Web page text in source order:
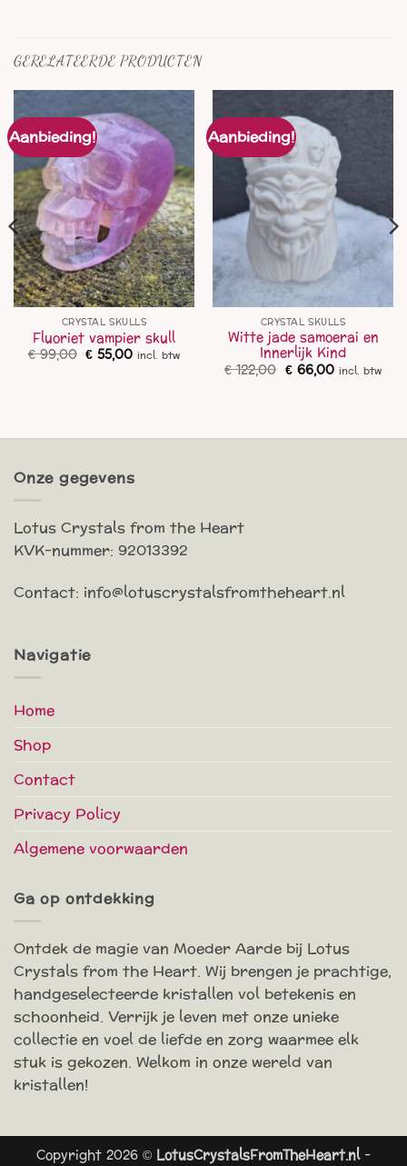
GERELATEERDE PRODUCTEN
Aanbieding!
CRYSTAL SKULLS
Fluoriet vampier skull
€99,00 Oorspronkelijke
prijs
€ 55,00Huidige
prijs
incl. btw
Aanbieding!
CRYSTAL SKULLS
Witte jade samoerai en
Innerlijk Kind
€122,00 Oorspronkelijke
prijs
€66,00Huidige
prijs
incl. btw
Onze gegevens
Lotus Crystals from the Heart
KVK-nummer: 92013392
Contact: info@lotuscrystalsfromtheheart.nl
Navigatie
Home
Shop
Contact
Privacy Policy
Algemene voorwaarden
Ga op ontdekking
Ontdek de magie van Moeder Aarde bij Lotus
Crystals from the Heart. Wij brengen je prachtige,
handgeselecteerde kristallen vol betekenis en
schoonheid. Verrijk je leven met onze unieke
collectie en voel de liefde en zorg waarmee elk
stuk is gekozen. Welkom in onze wereld van
kristallen!
Copyright 2026 © LotusCrystalsFromTheHeart.nl-